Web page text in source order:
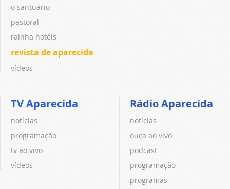
o santuário
pastoral
rainha hotéis
revista de aparecida
vídeos
TV Aparecida
notícias
programação
tv ao vivo
vídeos
Rádio Aparecida
notícias
ouça ao vivo
podcast
programação
programas